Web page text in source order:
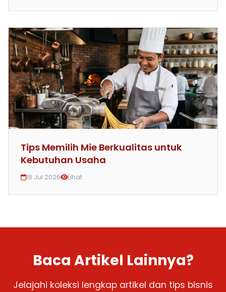
Tips Memilih Mie Berkualitas untuk
Kebutuhan Usaha
18 Jul 2026 Lihat
Baca Artikel Lainnya?
Jelajahi koleksi lengkap artikel dan tips bisnis